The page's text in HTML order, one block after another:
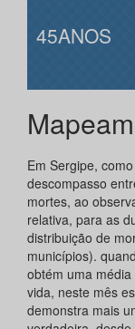
45ANOS
Em Sergipe,
descompasso
mortes, ao
relativa, para as
distribuição de
municípios).
obtém uma
vida, neste mês
demonstra mais